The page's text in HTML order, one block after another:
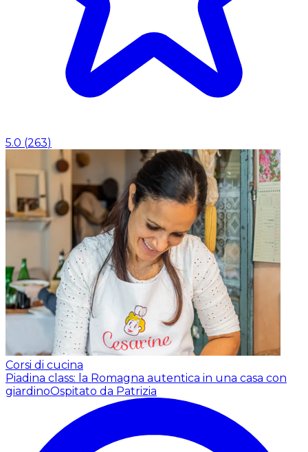
5.0 (263)
Corsi di cucina
Piadina class: la Romagna autentica in una casa con
giardinoOspitato da Patrizia